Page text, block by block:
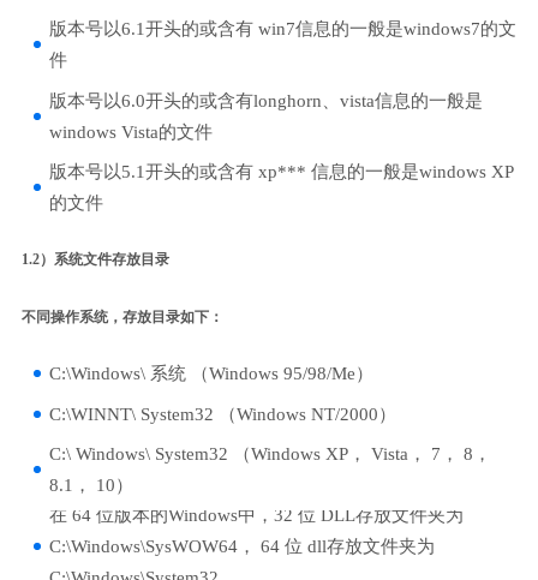
版本号以6.1开头的或含有 win7信息的一般是windows7的文
件
版本号以6.0开头的或含有longhorn、vista信息的一般是
windows Vista的文件
版本号以5.1开头的或含有 xp*** 信息的一般是windows XP
的文件
1.2）系统文件存放目录
不同操作系统，存放目录如下：
C:\Windows\ 系统 （Windows 95/98/Me）
C:\WINNT\ System32 （Windows NT/2000）
C:\ Windows\ System32 （Windows XP， Vista， 7， 8，
8.1， 10）
在 64 位版本的Windows中，32 位 DLL存放文件夹为
C:\Windows\SysWOW64， 64 位 dll存放文件夹为